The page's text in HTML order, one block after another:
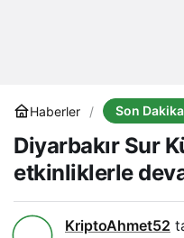
Haberler Son
Diyarbakır Sur
etkinliklerle
KriptoAhmet52